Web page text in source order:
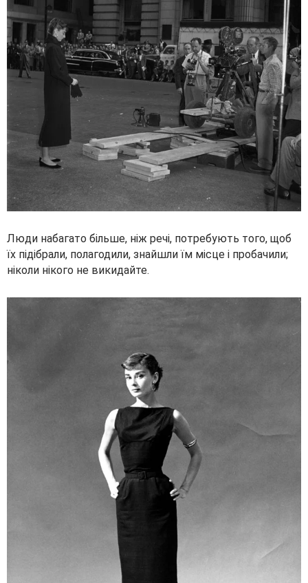
Люди набагато більше, ніж речі, потребують того, щоб
їх підібрали, полагодили, знайшли їм місце і пробачили;
ніколи нікого не викидайте.